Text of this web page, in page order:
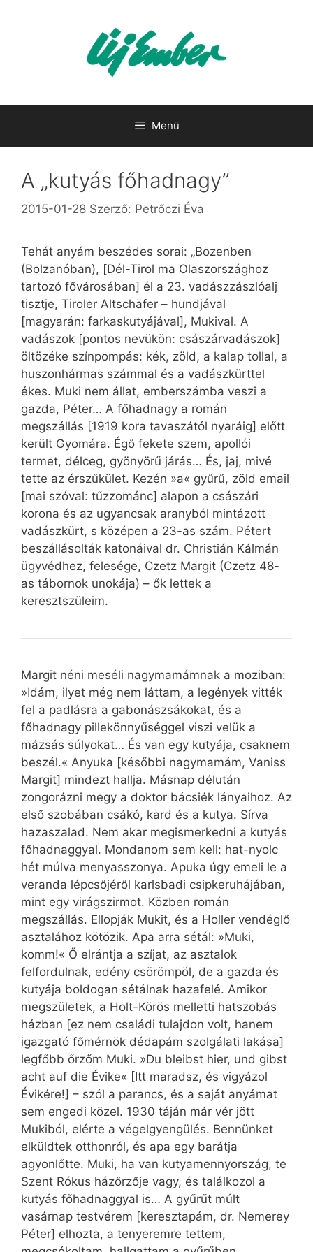
Menü
A „kutyás főhadnagy”
2015-01-28 Szerző: Petrőczi Éva
Tehát anyám beszédes sorai: „Bozenben
(Bolzanóban), [Dél-Tirol ma Olaszországhoz
tartozó fővárosában] él a 23. vadászzászlóalj
tisztje, Tiroler Altschäfer – hundjával
[magyarán: farkaskutyájával], Mukival. A
vadászok [pontos nevükön: császárvadászok]
öltözéke színpompás: kék, zöld, a kalap tollal, a
huszonhármas számmal és a vadászkürttel
ékes. Muki nem állat, emberszámba veszi a
gazda, Péter… A főhadnagy a román
megszállás [1919 kora tavaszától nyaráig] előtt
került Gyomára. Égő fekete szem, apollói
termet, délceg, gyönyörű járás… És, jaj, mivé
tette az érszűkület. Kezén »a« gyűrű, zöld email
[mai szóval: tűzzománc] alapon a császári
korona és az ugyancsak aranyból mintázott
vadászkürt, s középen a 23-as szám. Pétert
beszállásolták katonáival dr. Christián Kálmán
ügyvédhez, felesége, Czetz Margit (Czetz 48-
as tábornok unokája) – ők lettek a
keresztszüleim.
Margit néni meséli nagymamámnak a moziban:
»Idám, ilyet még nem láttam, a legények vitték
fel a padlásra a gabonászsákokat, és a
főhadnagy pillekönnyűséggel viszi velük a
mázsás súlyokat… És van egy kutyája, csaknem
beszél.« Anyuka [későbbi nagymamám, Vaniss
Margit] mindezt hallja. Másnap délután
zongorázni megy a doktor bácsiék lányaihoz. Az
első szobában csákó, kard és a kutya. Sírva
hazaszalad. Nem akar megismerkedni a kutyás
főhadnaggyal. Mondanom sem kell: hat-nyolc
hét múlva menyasszonya. Apuka úgy emeli le a
veranda lépcsőjéről karlsbadi csipkeruhájában,
mint egy virágszirmot. Közben román
megszállás. Ellopják Mukit, és a Holler vendéglő
asztalához kötözik. Apa arra sétál: »Muki,
komm!« Ő elrántja a szíjat, az asztalok
felfordulnak, edény csörömpöl, de a gazda és
kutyája boldogan sétálnak hazafelé. Amikor
megszületek, a Holt-Körös melletti hatszobás
házban [ez nem családi tulajdon volt, hanem
igazgató főmérnök dédapám szolgálati lakása]
legfőbb őrzőm Muki. »Du bleibst hier, und gibst
acht auf die Évike« [Itt maradsz, és vigyázol
Évikére!] – szól a parancs, és a saját anyámat
sem engedi közel. 1930 táján már vér jött
Mukiból, elérte a végelgyengülés. Bennünket
elküldtek otthonról, és apa egy barátja
agyonlőtte. Muki, ha van kutyamennyország, te
Szent Rókus házőrzője vagy, és találkozol a
kutyás főhadnaggyal is… A gyűrűt múlt
vasárnap testvérem [keresztapám, dr. Nemerey
Péter] elhozta, a tenyeremre tettem,